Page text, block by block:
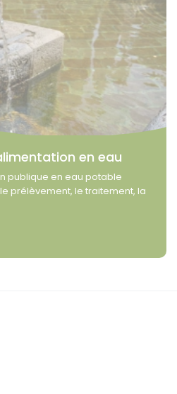
en eau
publique en eau potable
prélèvement, le traitement, la